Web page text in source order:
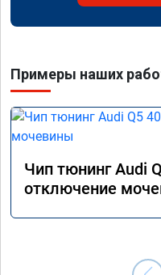
Примеры наших
Чип тюнинг Audi
отключение